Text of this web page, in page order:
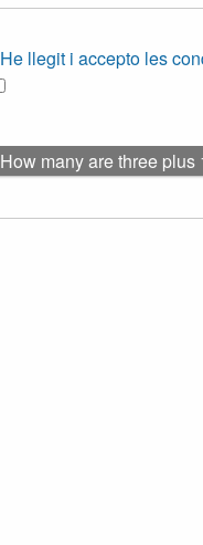
He llegit i accepto les
How many are three plus